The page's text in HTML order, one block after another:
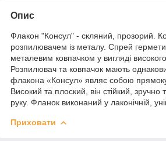
Опис
Флакон "Консул" - скляний, прозорий.
розпилювачем із металу. Спрей
металевим ковпачком у вигляді
Розпилювач та ковпачок мають
флакона «Консул» являє собою
Високий та плоский, він стійкий, зручно
руку. Фланок виконаний у лаконічній,
Приховати